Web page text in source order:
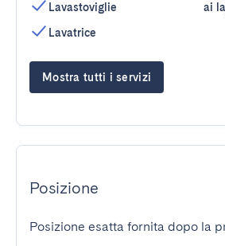
Lavastoviglie
Lavatrice
ai
Mostra tutti i servizi
Posizione
Posizione esatta fornita dopo la